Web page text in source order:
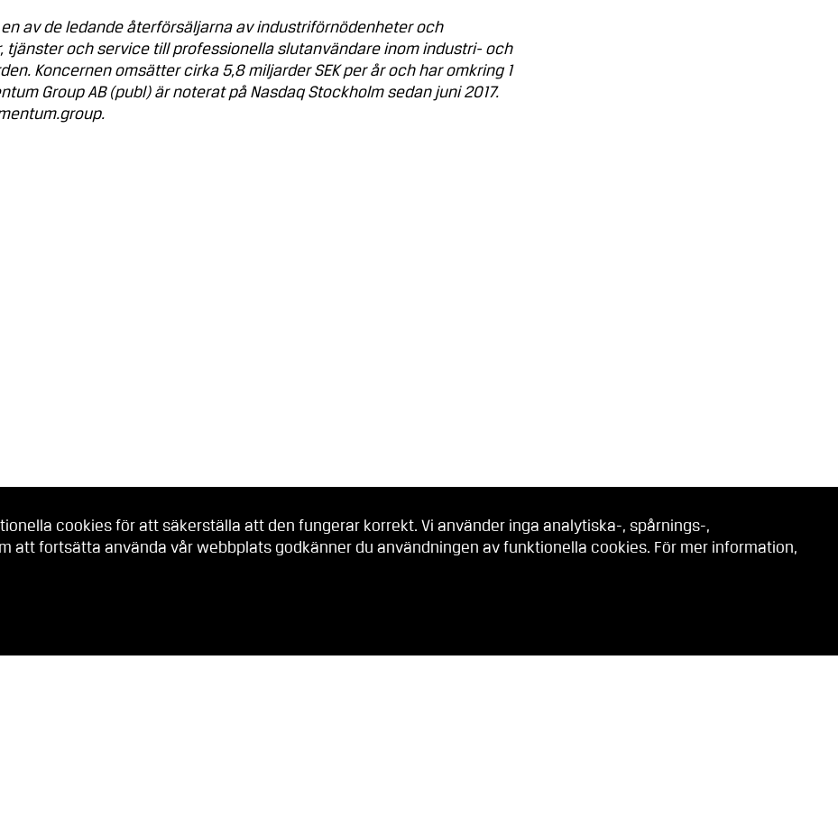
av de ledande återförsäljarna av industriförnödenheter och
tjänster och service till professionella slutanvändare inom industri- och
Koncernen omsätter cirka 5,8 miljarder SEK per år och har omkring 1
Group AB (publ) är noterat på Nasdaq Stockholm sedan juni 2017.
cookies för att säkerställa att den fungerar korrekt. Vi använder inga analytiska-, spårnings-,
att fortsätta använda vår webbplats godkänner du användningen av funktionella cookies. För mer information,